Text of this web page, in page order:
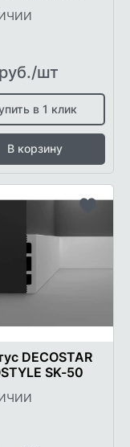
шт
в 1 клик
В корзину
DECOSTAR
SK-50